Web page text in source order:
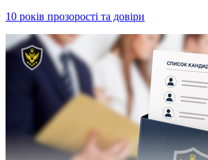
10 років прозорості та довіри